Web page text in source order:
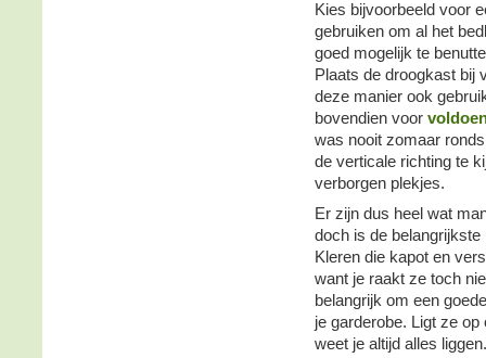
Kies bijvoorbeeld voor
gebruiken om al het
goed mogelijk te
Plaats de droogkast bij
deze manier ook
bovendien voor
was nooit zomaar
de verticale richting te
verborgen plekjes.
Er zijn dus heel wat
doch is de
Kleren die kapot en
want je raakt ze toch
belangrijk om een
je garderobe. Ligt ze
weet je altijd alles